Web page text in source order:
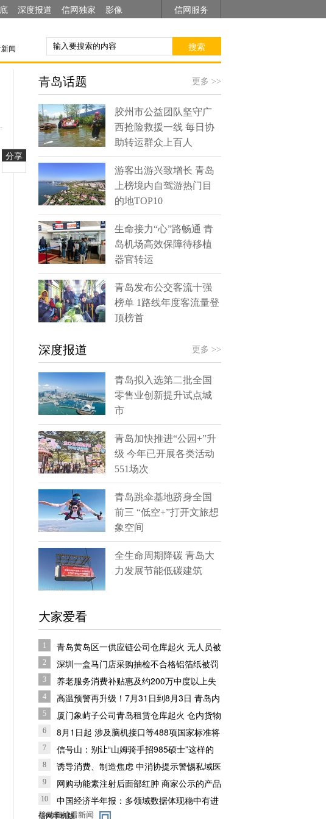
深度报道 信网独家 影像 信网服务
搜索
分享
青岛话题 更多 >>
胶州市公益团队坚守广
西抢险救援一线 每日协
助转运群众上百人
游客出游兴致增长 青岛
上榜境内自驾游热门目
的地TOP10
生命接力“心”路畅通 青
岛机场高效保障待移植
器官转运
青岛发布公交客流十强
榜单 1路线年度客流量登
顶榜首
深度报道 更多 >>
青岛拟入选第二批全国
零售业创新提升试点城
市
青岛加快推进“公园+”升
级 今年已开展各类活动
551场次
青岛跳伞基地跻身全国
前三 “低空+”打开文旅想
象空间
全生命周期降碳 青岛大
力发展节能低碳建筑
大家爱看
1
青岛黄岛区一供应链公司仓库起火 无人员被
困和伤亡
2
深圳一盒马门店采购抽检不合格铝箔纸被罚
企业罚款500元相关责任人罚款50元
3
养老服务消费补贴惠及约200万中度以上失
能老年人
4
高温预警再升级！7月31日到8月3日 青岛内
陆地区将出现37°C以上高温天气
5
厦门象屿子公司青岛租赁仓库起火 仓内货物
足额投保，理赔工作推进中
6
8月1日起 涉及脑机接口等488项国家标准将
实施
7
信号山：别让“山姆骑手招985硕士”这样的
流量噱头，消解教育本该有的分量
8
诱导消费、制造焦虑 中消协提示警惕私域医
药广告骗局
9
网购动能素注射后面部红肿 商家公示的产品
备案编号张冠李戴且已注销
10 中国经济半年报：多领域数据体现稳中有进
信网手机版